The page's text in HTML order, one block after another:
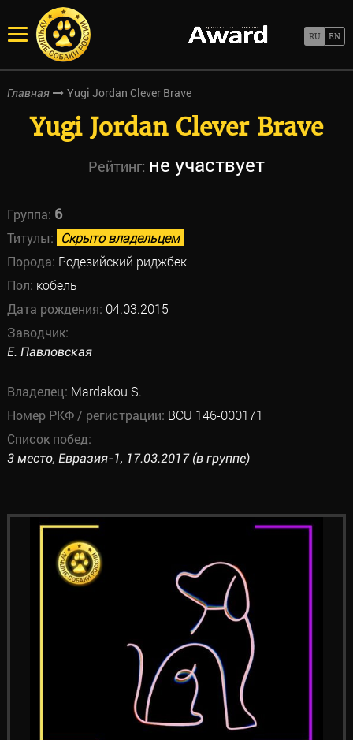
Главная Yugi Jordan Clever Brave
Yugi Jordan Clever Brave
Рейтинг: не участвует
Группа: 6
Титулы: Скрыто владельцем
Порода: Родезийский риджбек
Пол: кобель
Дата рождения: 04.03.2015
Заводчик:
Е. Павловская
Владелец: Mardakou S.
Номер РКФ / регистрации: BCU 146-000171
Список побед:
3 место, Евразия-1, 17.03.2017 (в группе)